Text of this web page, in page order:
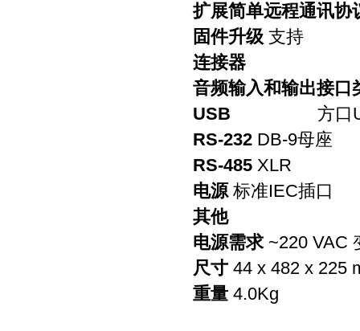
扩展简单远程通讯协
固件升级 支持
连接器
音频输入和输出接口
USB
方口
RS-232 DB-9母座
RS-485 XLR
电源 标准IEC插口
其他
电源需求 ~220 VAC
尺寸 44 x 482 x 225
重量 4.0Kg